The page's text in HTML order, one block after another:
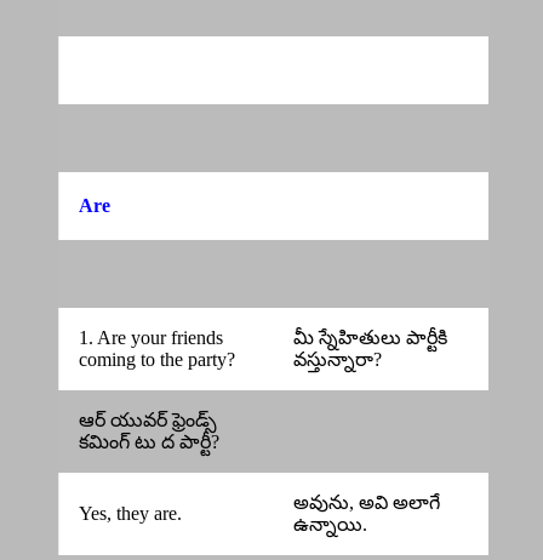
Are
1. Are your friends
coming to the party?
మీ స్నేహితులు పార్టీకి
వస్తున్నారా?
ఆర్ యువర్ ఫ్రెండ్స్
కమింగ్ టు ద పార్టీ?
Yes, they are.
అవును, అవి అలాగే
ఉన్నాయి.